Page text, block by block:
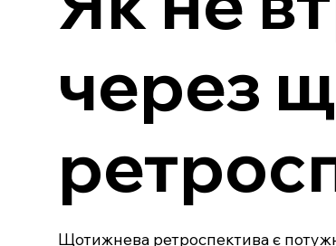
через
Щотижнева ретроспектива є